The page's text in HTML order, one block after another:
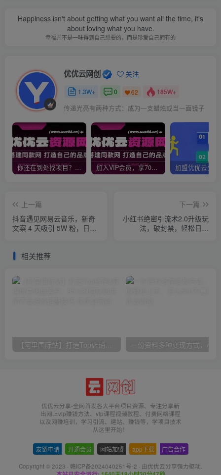
Happiness isn't about getting what you want all the time, it's
about loving what you have.
幸福并不是一味得到自己想要的，而是珍爱自己拥有的
优优云网创 关注
1.3W+ 0 62 185W+
传递光亮有两种方式：成为一支蜡烛或当一面镜子
你还在到处找项目？还在当韭菜？我靠网创资源站一个月收入5万+，曾经我也是个失败者。 加入VIP会员，享70%的推广提成，免费学习多种网上创业课程，菜鸟秒变大神！
上一篇
抖音遇见网易云音乐，新奇
文案 4 天吸引 5W 粉，日挣
下一篇
小红书绝密引流术2.0升级玩
法，破封禁，轻松日引
相关推荐
优优云分享-全网首发各大平台项目资源、专注分享新
出网上vip赚钱方法、vip课程视频教程、付费网络课程
以及网赚培训，学习引流、建站、赚钱等，学项目技术
从这里开始！
友链申请 开通会员 网站加盟 app下载 广告合作
Copyright © 2023 · 赣ICP备2024040251号-2 · 由优优云分享强力驱动.